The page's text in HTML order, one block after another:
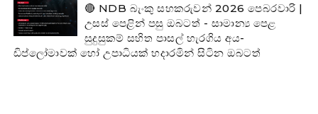
🔴 NDB බැංකු සහකරුවන් 2026 පෙබරවාරි |
උසස් පෙළින් පසු ඔබටත් - සාමාන්‍ය පෙළ
සුදුසුකම් සහිත පාසල් හැරගිය අය-
ඩිප්ලෝමාවක් හෝ උපාධියක් හදාරමින් සිටින ඔබටත්